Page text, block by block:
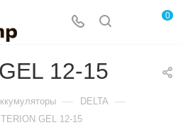
0
12-15
— DELTA —
GEL 12-15